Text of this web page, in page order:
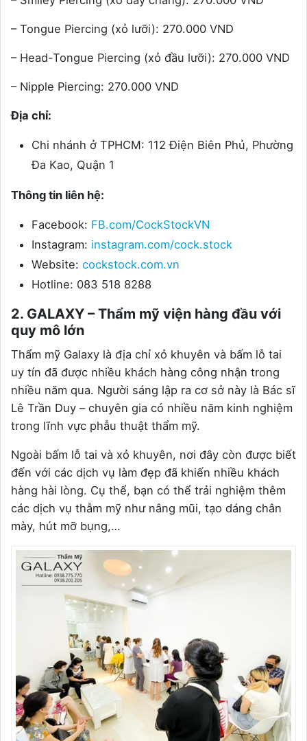
– Tongue Piercing (xỏ lưỡi): 270.000 VND
– Head-Tongue Piercing (xỏ đầu lưỡi): 270.000 VND
– Nipple Piercing: 270.000 VND
Địa chỉ:
Chi nhánh ở TPHCM: 112 Điện Biên Phủ, Phường
Đa Kao, Quận 1
Thông tin liên hệ:
Facebook: FB.com/CockStockVN
Instagram: instagram.com/cock.stock
Website: cockstock.com.vn
Hotline: 083 518 8288
2. GALAXY – Thẩm mỹ viện hàng đầu với
quy mô lớn
Thẩm mỹ Galaxy là địa chỉ xỏ khuyên và bấm lỗ tai
uy tín đã được nhiều khách hàng công nhận trong
nhiều năm qua. Người sáng lập ra cơ sở này là Bác sĩ
Lê Trần Duy – chuyên gia có nhiều năm kinh nghiệm
trong lĩnh vực phẫu thuật thẩm mỹ.
Ngoài bấm lỗ tai và xỏ khuyên, nơi đây còn được biết
đến với các dịch vụ làm đẹp đã khiến nhiều khách
hàng hài lòng. Cụ thể, bạn có thể trải nghiệm thêm
các dịch vụ thẫm mỹ như nâng mũi, tạo dáng chân
mày, hút mỡ bụng,…